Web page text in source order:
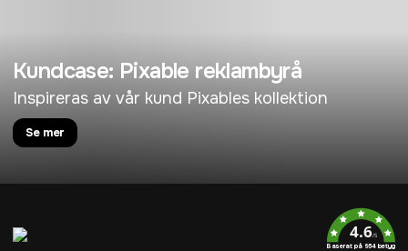
Kundcase: Pixable reklambyrå
Inspireras av vår kund Pixables kollektion
Se mer
4.6/5
Baserat på 954 betyg